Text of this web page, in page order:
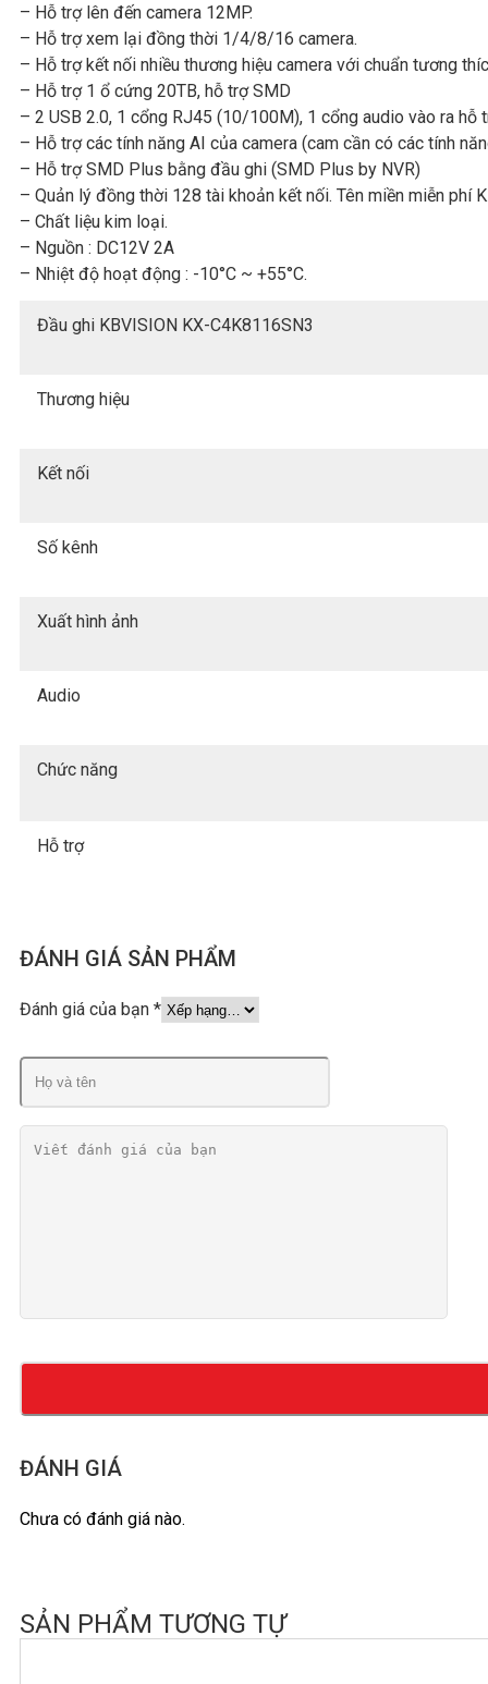
– Hỗ trợ lên đến camera 12MP.
– Hỗ trợ xem lại đồng thời 1/4/8/16 camera.
– Hỗ trợ kết nối nhiều thương hiệu camera với chuẩn tương
– Hỗ trợ 1 ổ cứng 20TB, hỗ trợ SMD
– 2 USB 2.0, 1 cổng RJ45 (10/100M), 1 cổng audio vào ra hỗ
– Hỗ trợ các tính năng AI của camera (cam cần có các tính
– Hỗ trợ SMD Plus bằng đầu ghi (SMD Plus by NVR)
– Quản lý đồng thời 128 tài khoản kết nối. Tên miền miễn phí
– Chất liệu kim loại.
– Nguồn : DC12V 2A
– Nhiệt độ hoạt động : -10°C ~ +55°C.
Đầu ghi KBVISION KX-C4K8116SN3
Thương hiệu
Kết nối
Số kênh
Xuất hình ảnh
Audio
Chức năng
Hỗ trợ
ĐÁNH GIÁ
Chưa có đánh giá nào.
ĐÁNH GIÁ SẢN PHẨM
Đánh giá của bạn *
SẢN PHẨM TƯƠNG TỰ